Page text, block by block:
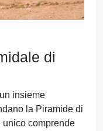
di
insieme
la Piramide di
comprende